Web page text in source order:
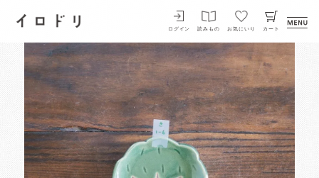
イロドリ
ログイン 読みもの お気にいり カート